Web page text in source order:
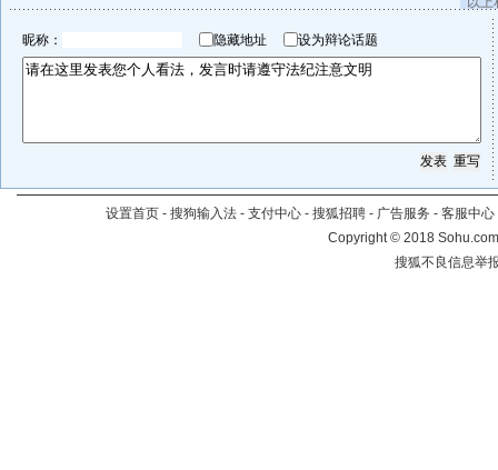
昵称： 隐藏地址 设为辩论话题
设置首页 - 搜狗输入法 - 支付中心 - 搜狐招聘 - 广告服务 - 客服中心
Copyright©2018
搜狐不良信息举